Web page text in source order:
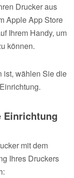
Drucker aus
Apple App Store
Ihrem Handy, um
können.
ist, wählen Sie die
Einrichtung
mit dem
Ihres Druckers